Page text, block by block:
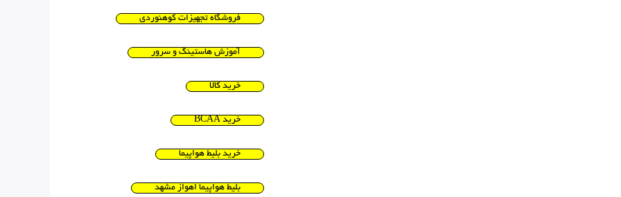
فروشگاه تجهیزات کوهنوردی
آموزش هاستینگ و سرور
خرید کالا
خرید BCAA
خرید بلیط هواپیما
بلیط هواپیما اهواز مشهد